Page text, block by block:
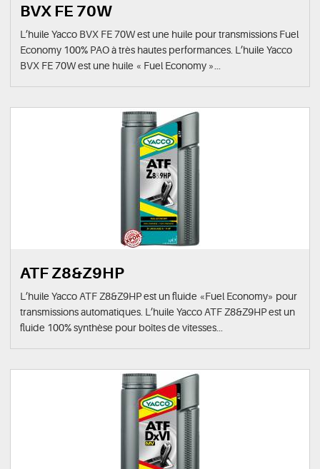
BVX FE 70W
L’huile Yacco BVX FE 70W est une huile pour transmissions Fuel
Economy 100% PAO à très hautes performances. L’huile Yacco
BVX FE 70W est une huile « Fuel Economy »...
ATF Z8&Z9HP
L’huile Yacco ATF Z8&Z9HP est un fluide «Fuel Economy» pour
transmissions automatiques. L’huile Yacco ATF Z8&Z9HP est un
fluide 100% synthèse pour boîtes de vitesses...